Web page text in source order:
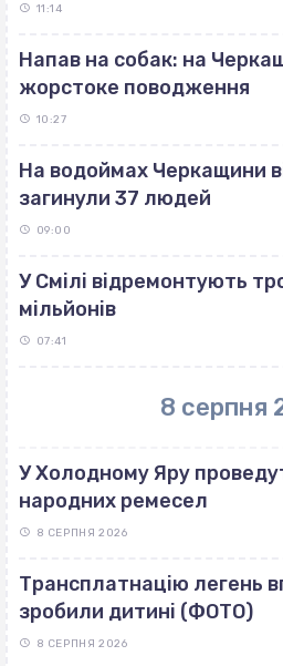
11:14
Напав на собак: на
жорстоке поводження
10:27
На водоймах Черкащини
загинули 37 людей
09:00
У Смілі відремонтують
мільйонів
07:41
8 серпня
У Холодному Яру
народних ремесел
8 СЕРПНЯ 2026
Трансплатнацію легень
зробили дитині (ФОТО)
8 СЕРПНЯ 2026